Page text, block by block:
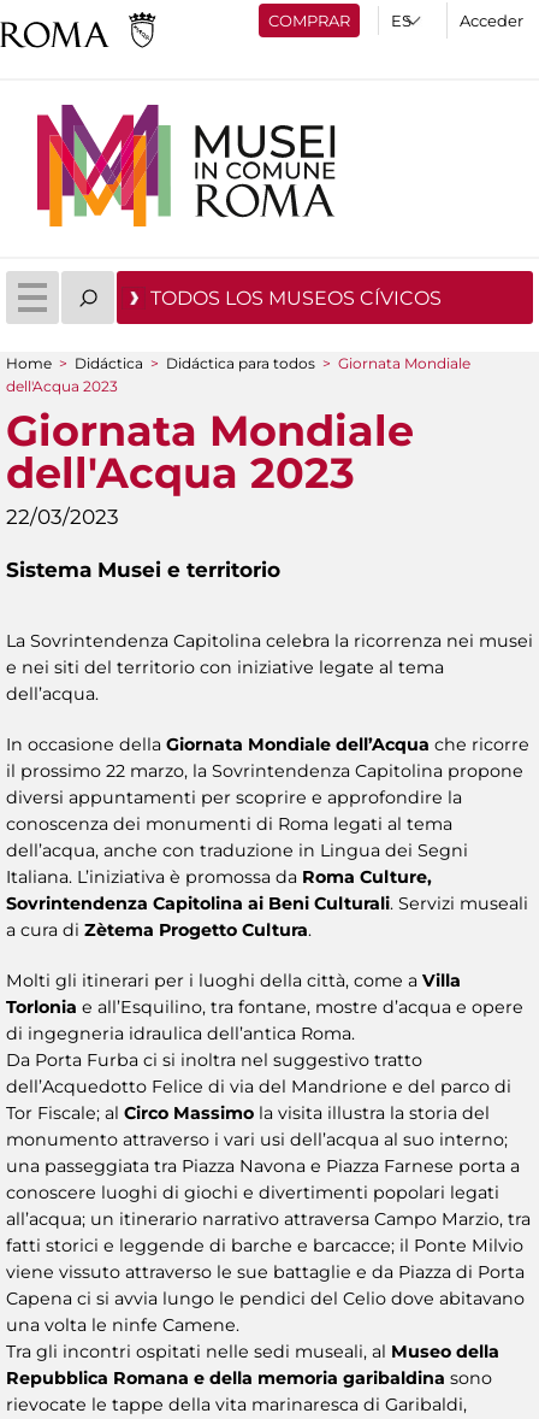
COMPRAR Acceder
TODOS LOS MUSEOS CÍVICOS
You are here
Home > Didáctica > Didáctica para todos > Giornata Mondiale
dell'Acqua 2023
Giornata Mondiale
dell'Acqua 2023
22/03/2023
Sistema Musei e territorio
La Sovrintendenza Capitolina celebra la ricorrenza nei musei
e nei siti del territorio con iniziative legate al tema
dell’acqua.
In occasione della Giornata Mondiale dell’Acqua che ricorre
il prossimo 22 marzo, la Sovrintendenza Capitolina propone
diversi appuntamenti per scoprire e approfondire la
conoscenza dei monumenti di Roma legati al tema
dell’acqua, anche con traduzione in Lingua dei Segni
Italiana. L’iniziativa è promossa da Roma Culture,
Sovrintendenza Capitolina ai Beni Culturali. Servizi museali
a cura di Zètema Progetto Cultura.
Molti gli itinerari per i luoghi della città, come a Villa
Torlonia e all’Esquilino, tra fontane, mostre d’acqua e opere
di ingegneria idraulica dell’antica Roma.
Da Porta Furba ci si inoltra nel suggestivo tratto
dell’Acquedotto Felice di via del Mandrione e del parco di
Tor Fiscale; al Circo Massimo la visita illustra la storia del
monumento attraverso i vari usi dell’acqua al suo interno;
una passeggiata tra Piazza Navona e Piazza Farnese porta a
conoscere luoghi di giochi e divertimenti popolari legati
all’acqua; un itinerario narrativo attraversa Campo Marzio, tra
fatti storici e leggende di barche e barcacce; il Ponte Milvio
viene vissuto attraverso le sue battaglie e da Piazza di Porta
Capena ci si avvia lungo le pendici del Celio dove abitavano
una volta le ninfe Camene.
Tra gli incontri ospitati nelle sedi museali, al Museo della
Repubblica Romana e della memoria garibaldina sono
rievocate le tappe della vita marinaresca di Garibaldi,